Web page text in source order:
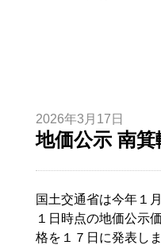
2026年3月17日
地価公示 南
国土交通省は今年１月
１日時点の地価公示価
格を１７日に発表しま